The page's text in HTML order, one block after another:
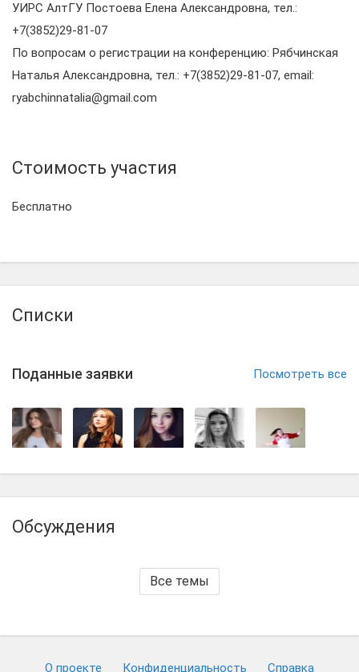
УИРС АлтГУ Постоева Елена Александровна, тел.:
+7(3852)29-81-07
По вопросам о регистрации на конференцию: Рябчинская
Наталья Александровна, тел.: +7(3852)29-81-07, email:
ryabchinnatalia@gmail.com
Стоимость участия
Бесплатно
Списки
Поданные заявки Посмотреть все
Обсуждения
Все темы
О проекте Конфиденциальность Cправка